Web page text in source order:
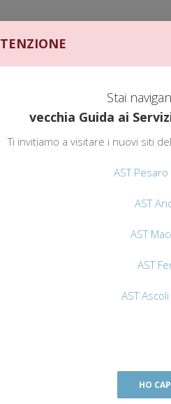
GUIDA AI
AST
A. Murri di Fermo. Il servizio
l'attività di prelievo (punti prelievo
Stai
vecchia Guida ai
Ti invitiamo a visitare i nuovi siti
AST
AST
AST
AST
AST
HO